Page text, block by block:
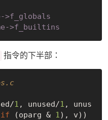
>f_globals
>f_builtins
指令的下半部：
1 , unused/1 , unus
if (oparg & 1), v))